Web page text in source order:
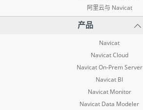
阿里云与 Navicat
产品
Navicat
Navicat Cloud
Navicat On-Prem Server
Navicat BI
Navicat Monitor
Navicat Data Modeler